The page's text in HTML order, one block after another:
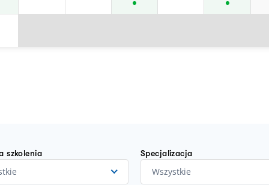
szkolenia Specjalizacja
Wszystkie